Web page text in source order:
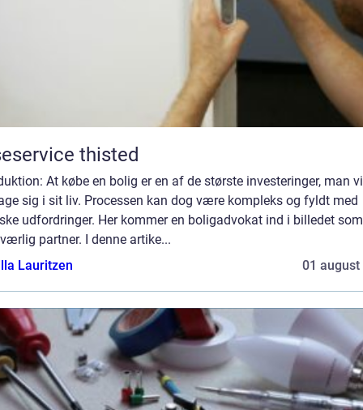
thisted
At købe en bolig er en af de største investeringer, man
sig i sit liv. Processen kan dog være kompleks og fyldt med
udfordringer. Her kommer en boligadvokat ind i billedet
partner. I denne artike...
Lauritzen
01 august